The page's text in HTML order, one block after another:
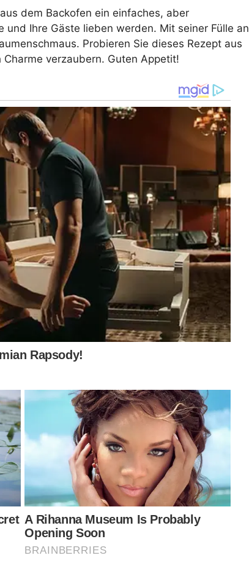
dem Backofen ein einfaches, aber
und Ihre Gäste lieben werden. Mit seiner Fülle an
Probieren Sie dieses Rezept aus
verzaubern. Guten Appetit!